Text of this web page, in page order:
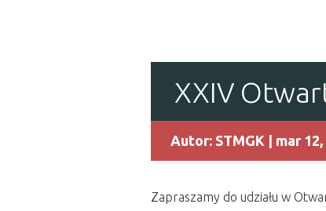
XXIV
Autor: STMGK | mar
Zapraszamy do udziału w